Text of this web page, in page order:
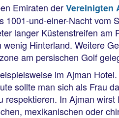
Emiraten derVereinigten
1001-und-einer-Nacht
langer Küstenstreifen
Hinterland. Weitere
am persischen Golf
im Ajman
sollte man sich als Frau
respektieren. In Ajman
mexikanischen oder